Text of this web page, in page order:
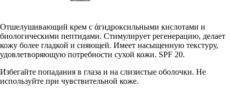
Отшелушивающий крем с άгидроксильными кислотами и
биологическими пептидами. Стимулирует регенерацию, делает
кожу более гладкой и сияющей. Имеет насыщенную текстуру,
удовлетворяющую потребности сухой кожи. SPF 20.
Избегайте попадания в глаза и на слизистые оболочки. Не
используйте при чувствительной коже.